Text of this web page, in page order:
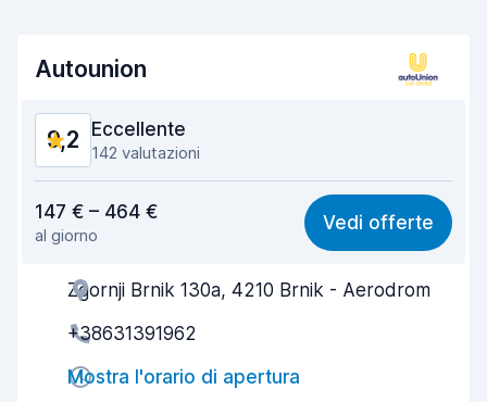
Autounion
9,2 Eccellente
142 valutazioni
8,9
Facile da trovare 8,9
Gentilezza degli agenti 9,3
Rapidità del ritiro
Rapidità della riconsegna
147 € – 464 €
al giorno
Vedi offerte
Zgornji Brnik 130a, 4210 Brnik - Aerodrom
+38631391962
Mostra l'orario di apertura